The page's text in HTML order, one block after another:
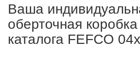
Ваша
оберточная коробка
каталога FEFCO